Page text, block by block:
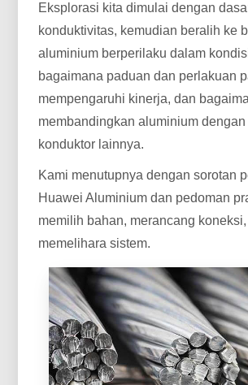
Eksplorasi kita dimulai dengan
konduktivitas, kemudian beralih ke
aluminium berperilaku dalam
bagaimana paduan dan perlakuan
mempengaruhi kinerja, dan
membandingkan aluminium dengan
konduktor lainnya.
Kami menutupnya dengan sorotan
Huawei Aluminium dan pedoman
memilih bahan, merancang
memelihara sistem.